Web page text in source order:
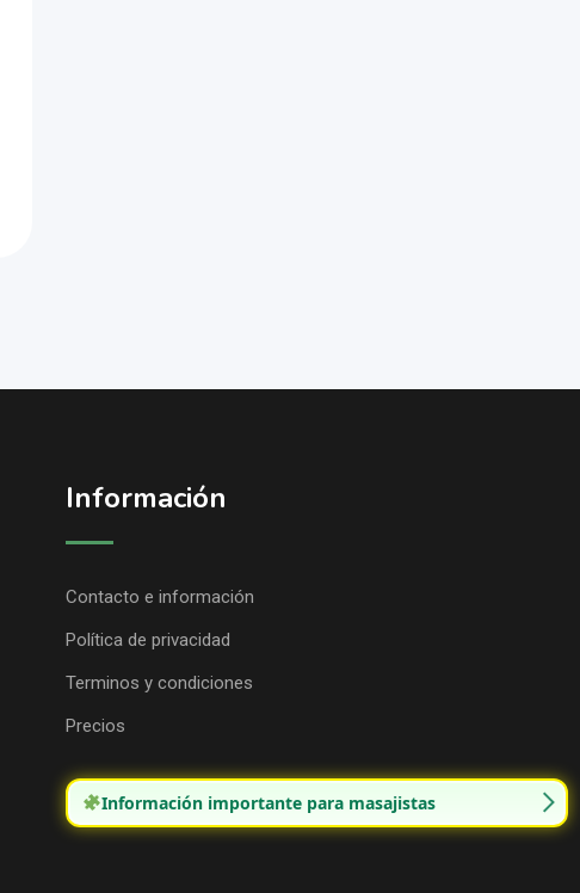
Información
Contacto e información
Política de privacidad
Terminos y condiciones
Precios
Información importante para masajistas